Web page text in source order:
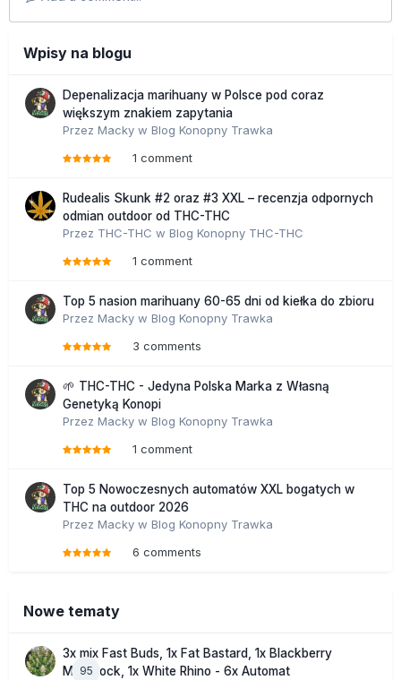
Wpisy na blogu
Depenalizacja marihuany w Polsce pod coraz
większym znakiem zapytania
Przez Macky w Blog Konopny Trawka
1 comment
Rudealis Skunk #2 oraz #3 XXL – recenzja odpornych
odmian outdoor od THC-THC
Przez THC-THC w Blog Konopny THC-THC
1 comment
Top 5 nasion marihuany 60-65 dni od kiełka do zbioru
Przez Macky w Blog Konopny Trawka
3 comments
🌱 THC-THC - Jedyna Polska Marka z Własną
Genetyką Konopi
Przez Macky w Blog Konopny Trawka
1 comment
Top 5 Nowoczesnych automatów XXL bogatych w
THC na outdoor 2026
Przez Macky w Blog Konopny Trawka
6 comments
Nowe tematy
95
3x mix Fast Buds, 1x Fat Bastard, 1x Blackberry
Moonrock, 1x White Rhino - 6x Automat